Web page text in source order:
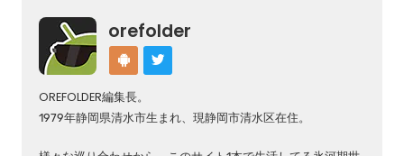
orefolder
OREFOLDER編集長。
1979年静岡県清水市生まれ、現静岡市清水区在住。